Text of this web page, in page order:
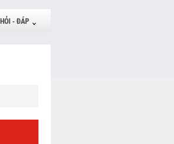
HỎI - ĐÁP